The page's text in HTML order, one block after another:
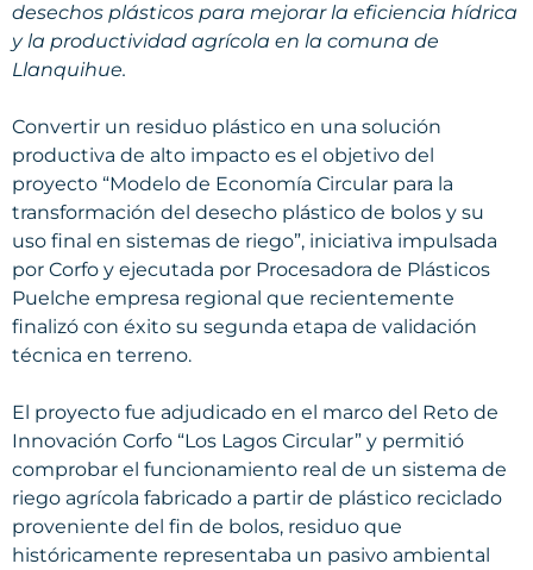
desechos plásticos para mejorar la eficiencia hídrica
y la productividad agrícola en la comuna de
Llanquihue.
Convertir un residuo plástico en una solución
productiva de alto impacto es el objetivo del
proyecto “Modelo de Economía Circular para la
transformación del desecho plástico de bolos y su
uso final en sistemas de riego”, iniciativa impulsada
por Corfo y ejecutada por Procesadora de Plásticos
Puelche empresa regional que recientemente
finalizó con éxito su segunda etapa de validación
técnica en terreno.
El proyecto fue adjudicado en el marco del Reto de
Innovación Corfo “Los Lagos Circular” y permitió
comprobar el funcionamiento real de un sistema de
riego agrícola fabricado a partir de plástico reciclado
proveniente del fin de bolos, residuo que
históricamente representaba un pasivo ambiental